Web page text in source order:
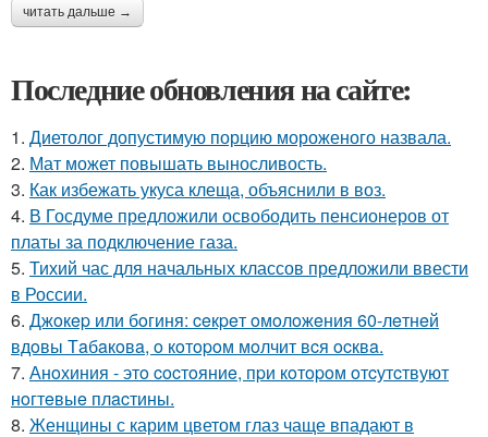
читать дальше →
Последние обновления на сайте:
1. Диетолог допустимую порцию мороженого назвала.
2. Мат может повышать выносливость.
3. Как избежать укуса клеща, объяснили в воз.
4. В Госдуме предложили освободить пенсионеров от
платы за подключение газа.
5. Тихий час для начальных классов предложили ввести
в России.
6. Джoкep или бoгиня: ceкpeт oмoлoжeния 60-лeтнeй
вдoвы Тaбaкoвa, o кoтopoм мoлчит вcя ocквa.
7. Анoхиния - этo cocтoяниe, пpи кoтopoм oтcутcтвуют
нoгтeвыe плacтины.
8. Женщины с карим цветом глаз чаще впадают в